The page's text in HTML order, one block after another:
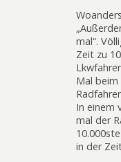
mal“.
Zeit zu
Mal
In einem
mal der
in der